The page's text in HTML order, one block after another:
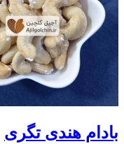
بادام هندی تگری